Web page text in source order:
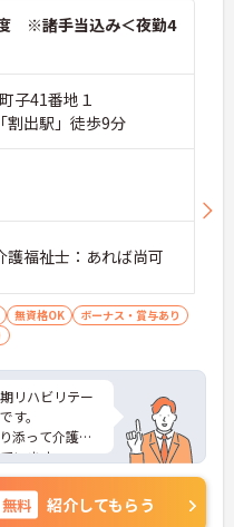
※諸手当込み＜夜勤4
子41番地１
割出駅」徒歩9分
福祉士：あれば尚可
無資格OK
ボーナス・賞与あり
リハビリテー
す。
添って介護・
います。
トなど、さら
にご相談くだ
無料 紹介してもらう